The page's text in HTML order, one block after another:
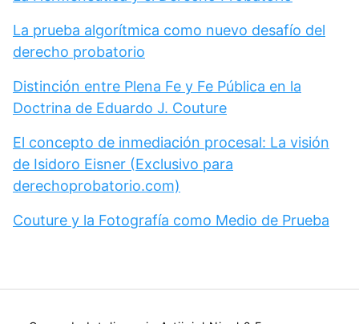
La prueba algorítmica como nuevo desafío del
derecho probatorio
Distinción entre Plena Fe y Fe Pública en la
Doctrina de Eduardo J. Couture
El concepto de inmediación procesal: La visión
de Isidoro Eisner (Exclusivo para
derechoprobatorio.com)
Couture y la Fotografía como Medio de Prueba